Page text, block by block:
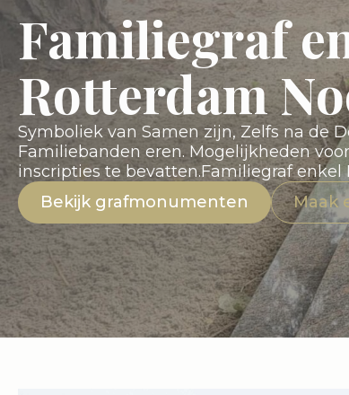
Familiegraf
Rotterdam
Symboliek van Samen zijn, Zelfs na de
Familiebanden eren. Mogelijkheden
inscripties te bevatten.Familiegraf enkel
Bekijk grafmonumenten
Maak